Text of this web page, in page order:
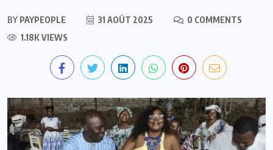
BY PAYPEOPLE 31 AOÛT 2025
0 COMMENTS
1.18K VIEWS